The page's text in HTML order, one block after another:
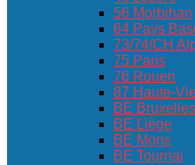
56 Morbihan
64 Pays
73/74/CH
75 Paris
76 Rouen
87 Haute-
BE Bruxelles
BE Liège
BE Mons
BE Tournai